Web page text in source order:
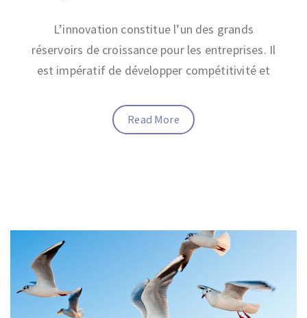
L’innovation constitue l’un des grands
réservoirs de croissance pour les entreprises. Il
est impératif de développer compétitivité et
Read More